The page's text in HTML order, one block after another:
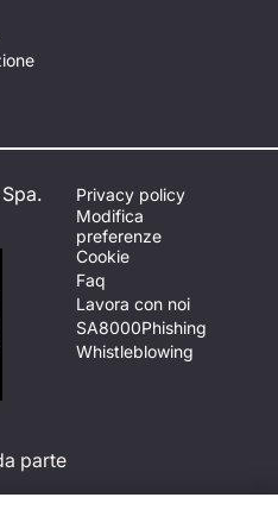
parte
Privacy policy
Modifica
preferenze
Cookie
Faq
Lavora con noi
SA8000Phishing
Whistleblowing